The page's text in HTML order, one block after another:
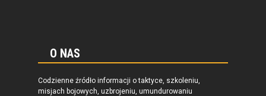
O NAS
Codzienne źródło informacji o taktyce, szkoleniu,
misjach bojowych, uzbrojeniu, umundurowaniu